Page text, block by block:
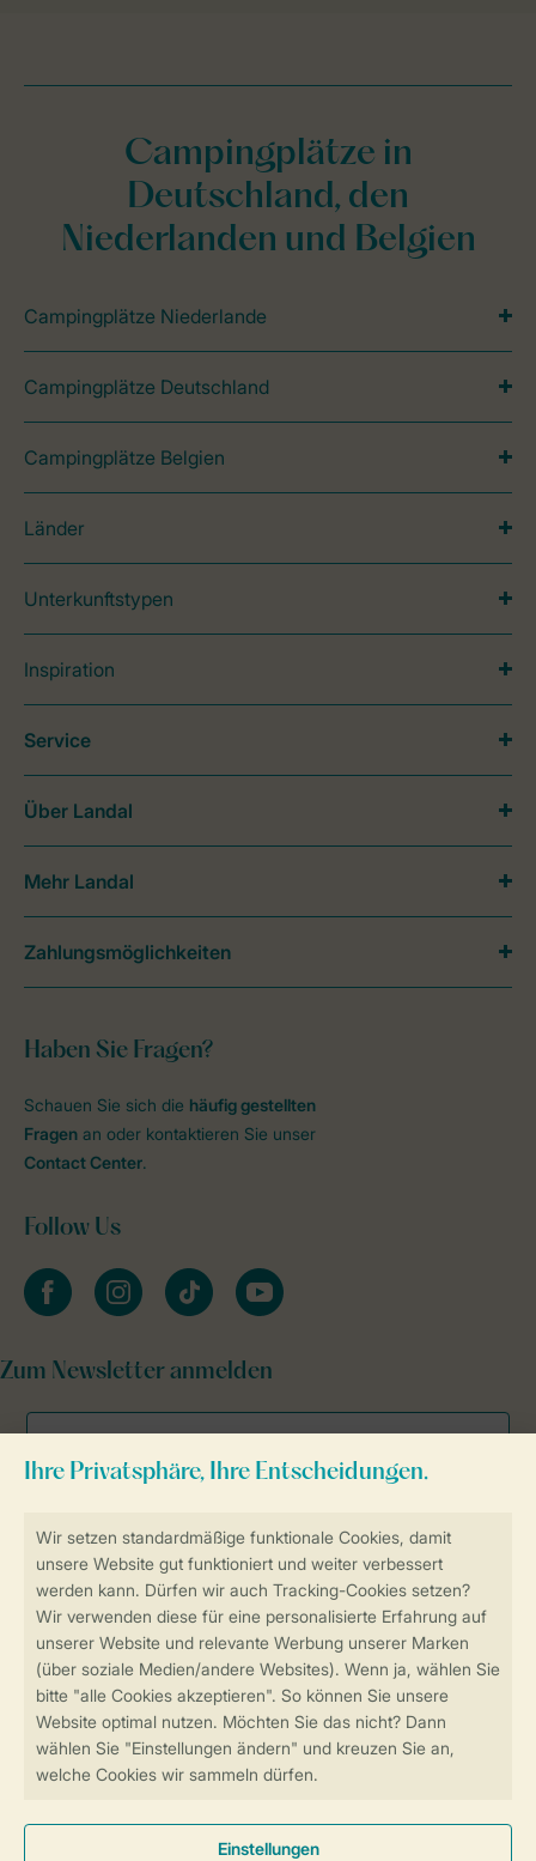
Sicherstellung Deiner Privatsphäre
Sicher und schnell zur Online-Buchung
Sichere Datenübertragung
Sicheres Bezahlen
Campingplätze in
Deutschland, den
Niederlanden und Belgien
Campingplätze Niederlande
Campingplätze Deutschland
Campingplätze Belgien
Länder
Unterkunftstypen
Inspiration
Haben Sie Fragen?
Schauen Sie sich die häufig gestellten
Fragen an oder kontaktieren Sie unser
Contact Center.
Follow Us
facebookinstagramtiktok youtube
Zum Newsletter anmelden
Service
Über Landal
Mehr Landal
Zahlungsmöglichkeiten